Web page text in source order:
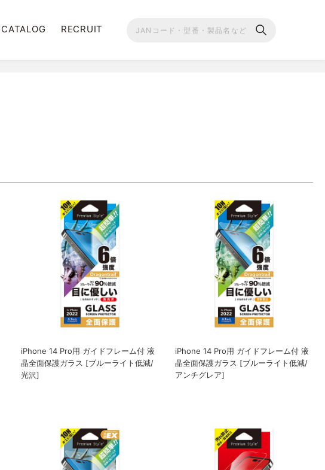
CATALOG RECRUIT
iPhone 14 Pro用 ガイドフレーム付 液
晶全面保護ガラス [ブルーライト低減/
光沢]
iPhone 14 Pro用 ガイドフレーム付 液
晶全面保護ガラス [ブルーライト低減/
アンチグレア]